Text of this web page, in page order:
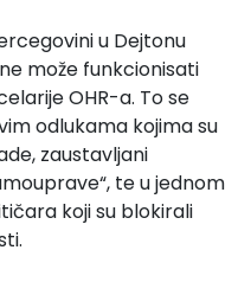
u Dejtonu
može funkcionisati
OHR-a. To se
odlukama kojima su
zaustavljani
te u jednom
koji su blokirali